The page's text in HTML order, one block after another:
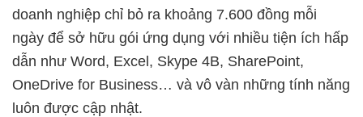
doanh nghiệp chỉ bỏ ra khoảng 7.600 đồng mỗi
ngày để sở hữu gói ứng dụng với nhiều tiện ích hấp
dẫn như Word, Excel, Skype 4B, SharePoint,
OneDrive for Business… và vô vàn những tính năng
luôn được cập nhật.